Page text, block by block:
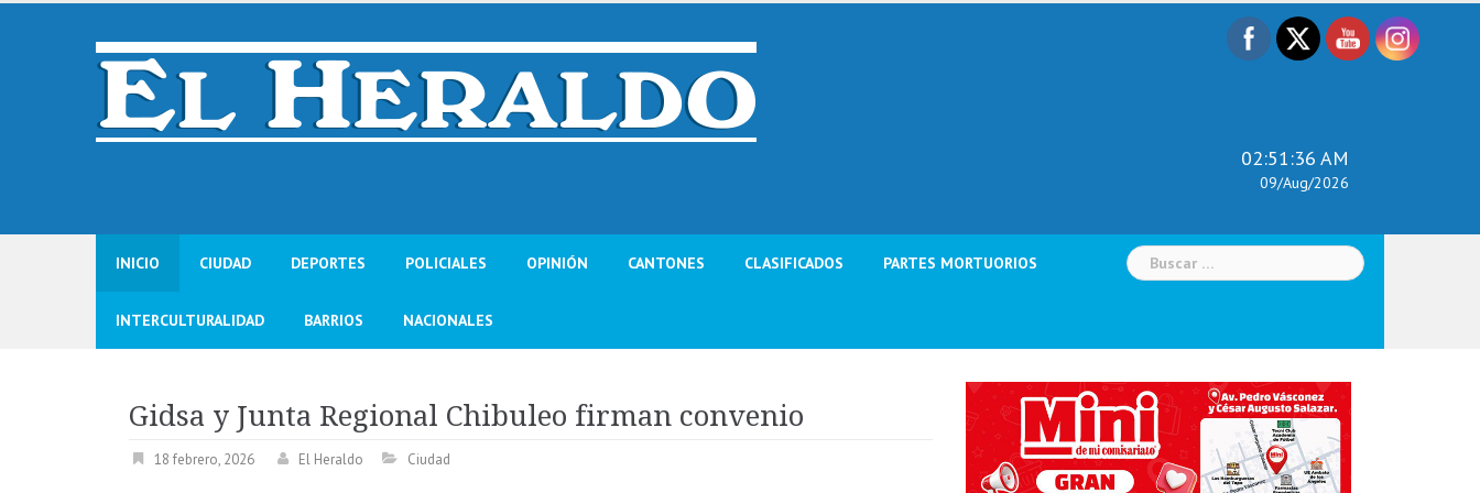
Skip
02:51:37 AM
09/Aug/2026
INICIO CIUDAD DEPORTES POLICIALES OPINIÓN CANTONES CLASIFICADOS PARTES MORTUORIOS
INTERCULTURALIDAD BARRIOS NACIONALES
Buscar:
Gidsa y Junta Regional Chibuleo firman convenio
18 febrero, 2026 El Heraldo Ciudad